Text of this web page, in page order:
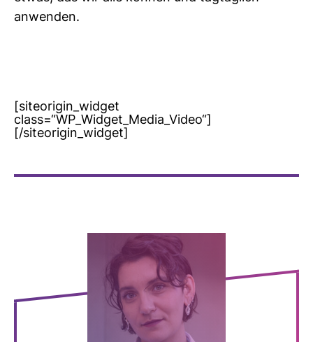
anwenden.
[siteorigin_widget
class=“WP_Widget_Media_Video“]
[/siteorigin_widget]